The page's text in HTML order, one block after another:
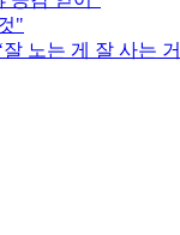
"
노는 게 잘 사는